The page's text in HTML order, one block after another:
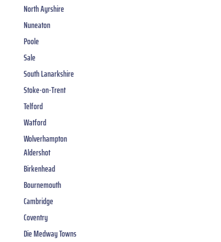
North Ayrshire
Nuneaton
Poole
Sale
South Lanarkshire
Stoke-on-Trent
Telford
Watford
Wolverhampton
Aldershot
Birkenhead
Bournemouth
Cambridge
Coventry
Die Medway Towns